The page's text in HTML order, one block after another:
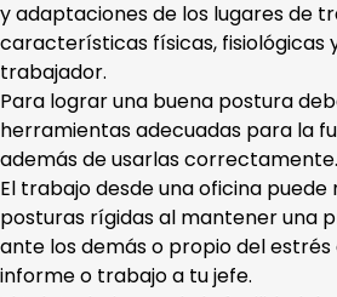
y adaptaciones de los lugares de
características físicas, fisiológicas
trabajador.
Para lograr una buena postura
herramientas adecuadas para la
además de usarlas correctamente.
El trabajo desde una oficina
posturas rígidas al mantener una
ante los demás o propio del
informe o trabajo a tu jefe.